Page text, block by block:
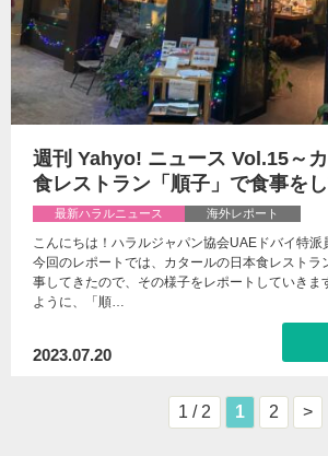
週刊 Yahyo! ニュース Vol.15～
食レストラン「順子」で食事を
最新ハラルニュース 海外レポート
こんにちは！ハラルジャパン協会UAEドバイ特派
今回のレポートでは、カタールの日本食レストラ
事してきたので、その様子をレポートしていき
ように、「順…
2023.07.20
1 / 2 1 2 >